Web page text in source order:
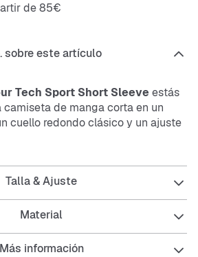
de 85€
sobre este artículo
Tech Sport Short Sleeve estás
de manga corta en un
cuello redondo clásico y un ajuste
resistente, fácil de cuidar y se
para tus días activos.
Talla & Ajuste
Material
Más información